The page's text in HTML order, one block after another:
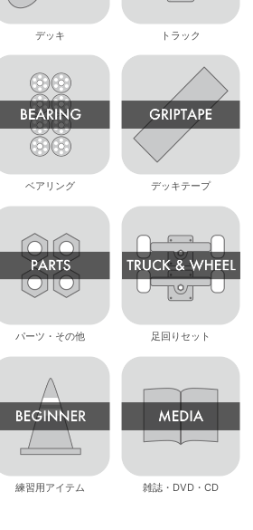
デッキ トラック
ベアリング デッキテープ
パーツ・その他 足回りセット
練習用アイテム 雑誌・DVD・CD